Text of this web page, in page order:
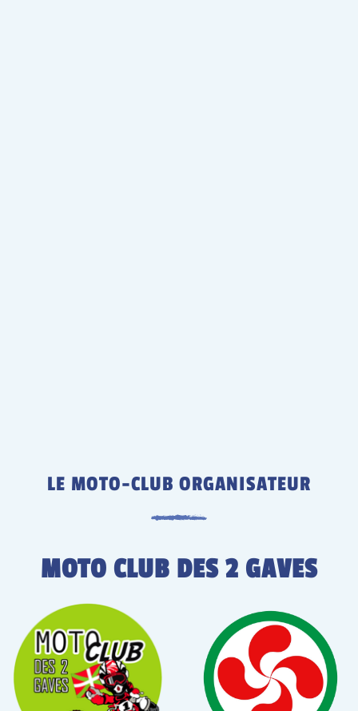
LE MOTO-CLUB ORGANISATEUR
MOTO CLUB DES 2 GAVES